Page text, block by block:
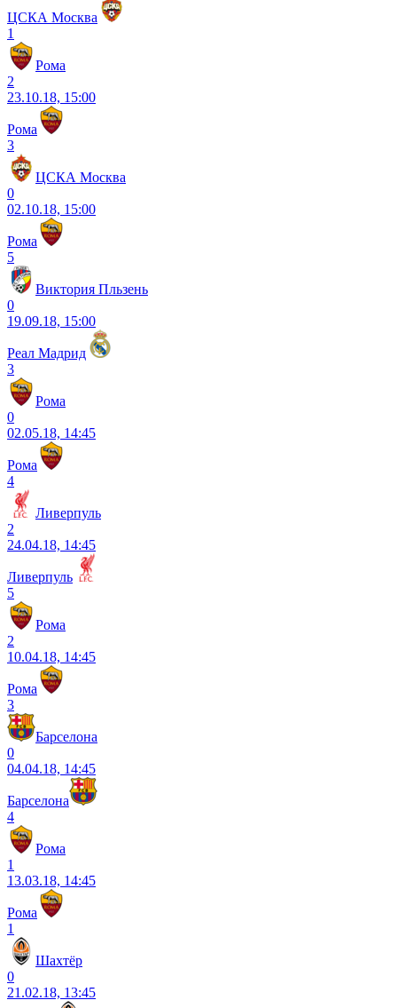
ЦСКА Москва
1
Рома
2
23.10.18, 15:00
Рома
3
ЦСКА Москва
0
02.10.18, 15:00
Рома
5
Виктория Пльзень
0
19.09.18, 15:00
Реал Мадрид
3
Рома
0
02.05.18, 14:45
Рома
4
Ливерпуль
2
24.04.18, 14:45
Ливерпуль
5
Рома
2
10.04.18, 14:45
Рома
3
Барселона
0
04.04.18, 14:45
Барселона
4
Рома
1
13.03.18, 14:45
Рома
1
Шахтёр
0
21.02.18, 13:45